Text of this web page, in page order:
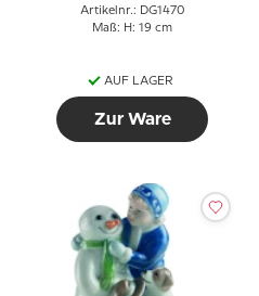
Artikelnr.: DG1470
Maß: H: 19 cm
AUF LAGER
Zur Ware